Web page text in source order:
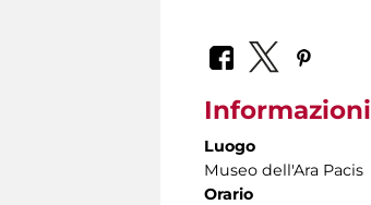
Informazioni
Luogo
Museo dell'Ara Pacis
Orario